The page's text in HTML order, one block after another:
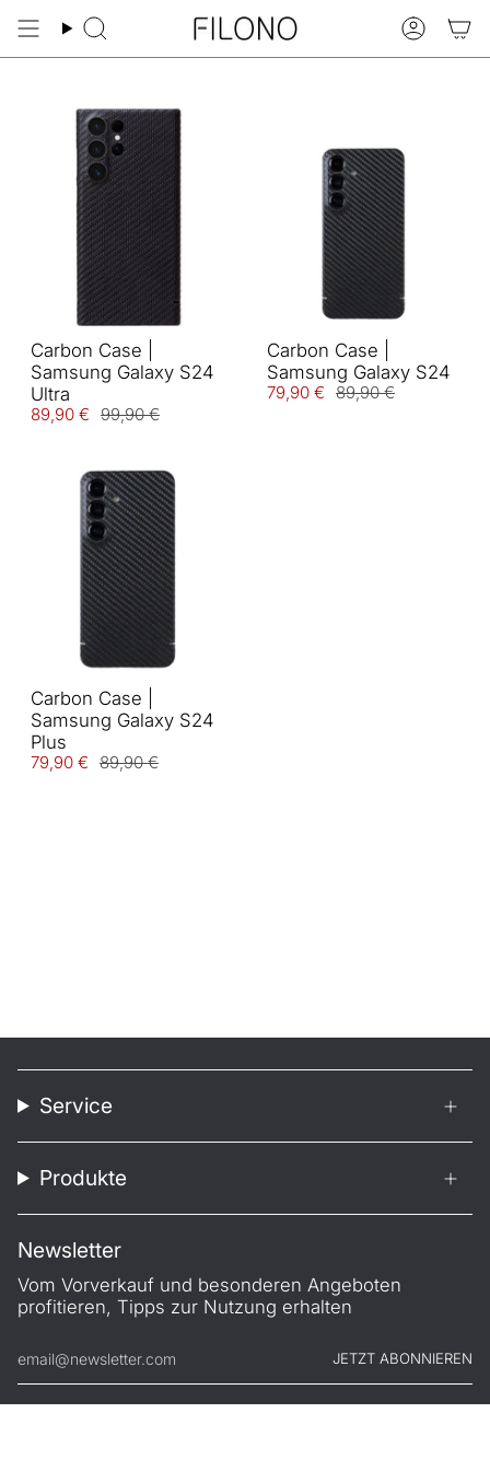
Inhalt
springen
Suche Konto
Carbon Case |
Samsung Galaxy S24
Ultra
89,90 € 99,90 €
Carbon Case |
Samsung Galaxy S24
79,90 € 89,90 €
Carbon Case |
Samsung Galaxy S24
Plus
79,90 € 89,90 €
Service
Produkte
Newsletter
Vom Vorverkauf und besonderen Angeboten
profitieren, Tipps zur Nutzung erhalten
JETZT ABONNIEREN